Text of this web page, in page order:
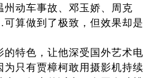
动车事故、邓玉娇、周克
算做到了极致，但效果却是
特色，让他深受国外艺术电
只有贾樟柯敢用摄影机持续